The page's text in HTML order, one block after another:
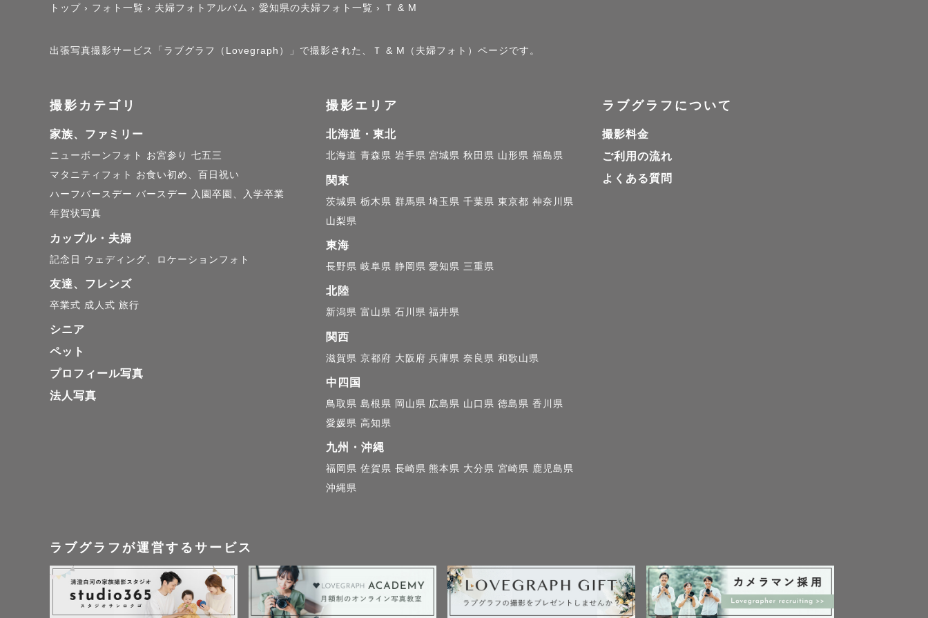
トップ › フォト一覧 › 夫婦フォトアルバム › 愛知県の夫婦フォト一覧 › Ｔ & M
出張写真撮影サービス「ラブグラフ（Lovegraph）」で撮影された、Ｔ & M（夫婦フォト）ページです。
撮影カテゴリ
家族、ファミリー
ニューボーンフォト お宮参り 七五三
マタニティフォト
お食い初め、百日祝い
ハーフバースデー バースデー
入園卒園、入学卒業
年賀状写真
カップル・夫婦
記念日 ウェディング、ロケーションフォト
友達、フレンズ
卒業式 成人式 旅行
シニア
ペット
プロフィール写真
法人写真
撮影エリア
北海道・東北
北海道 青森県 岩手県 宮城県 秋田県 山形県 福島県
関東
茨城県 栃木県 群馬県 埼玉県 千葉県 東京都 神奈川県
山梨県
東海
長野県 岐阜県 静岡県 愛知県 三重県
北陸
新潟県 富山県 石川県 福井県
関西
滋賀県 京都府 大阪府 兵庫県 奈良県 和歌山県
中四国
鳥取県 島根県 岡山県 広島県 山口県 徳島県 香川県
愛媛県 高知県
九州・沖縄
福岡県 佐賀県 長崎県 熊本県 大分県 宮崎県 鹿児島県
沖縄県
ラブグラフについて
撮影料金
ご利用の流れ
よくある質問
ラブグラフが運営するサービス